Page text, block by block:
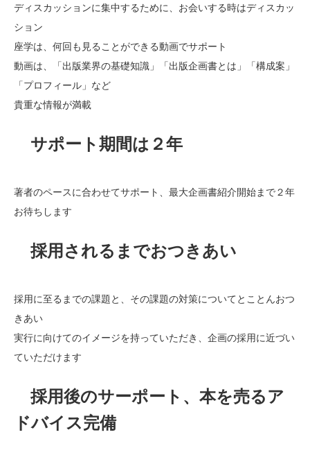
ディスカッションに集中するために、お会いする時はディスカッ
ション
座学は、何回も見ることができる動画でサポート
動画は、「出版業界の基礎知識」「出版企画書とは」「構成案」
「プロフィール」など
貴重な情報が満載
サポート期間は２年
著者のペースに合わせてサポート、最大企画書紹介開始まで２年
お待ちします
採用されるまでおつきあい
採用に至るまでの課題と、その課題の対策についてとことんおつ
きあい
実行に向けてのイメージを持っていただき、企画の採用に近づい
ていただけます
採用後のサーポート、本を売るア
ドバイス完備